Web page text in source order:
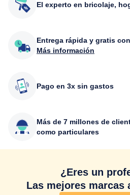
El experto en bricolaje,
Entrega rápida y gratis
Más información
Pago en 3x sin gastos
Más de 7 millones de
como particulares
¿Eres un
Las mejores marcas